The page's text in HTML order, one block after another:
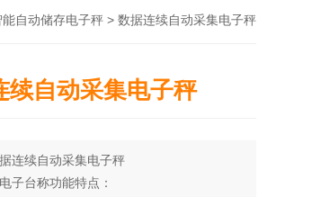
能自动储存电子秤 > 数据连续自动采集电子秤
续自动采集电子秤
连续自动采集电子秤
子台称功能特点：